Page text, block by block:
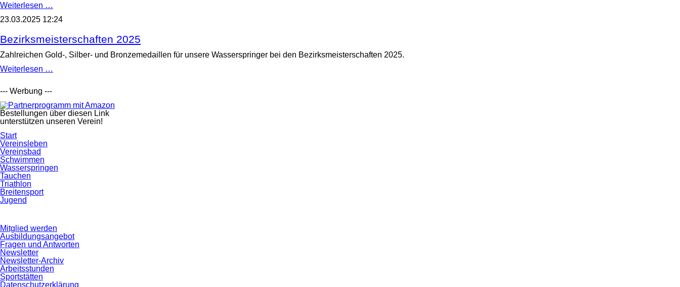
Weiterlesen …
2025
Frankfurt
23.03.2025 12:24
Bezirksmeisterschaften 2025
Zahlreichen Gold-, Silber- und Bronzemedaillen für unsere Wasserspringer bei den Bezirksmeisterschaften 2025.
Weiterlesen …
--- Werbung ---
Bestellungen über diesen Link
unterstützen unseren Verein!
Navigation
überspringen
Start
Vereinsleben
Vereinsbad
Schwimmen
Wasserspringen
Tauchen
Triathlon
Breitensport
Jugend
Navigation
überspringen
Mitglied werden
Ausbildungsangebot
Fragen und Antworten
Newsletter
Newsletter-Archiv
Arbeitsstunden
Sportstätten
Datenschutzerklärung